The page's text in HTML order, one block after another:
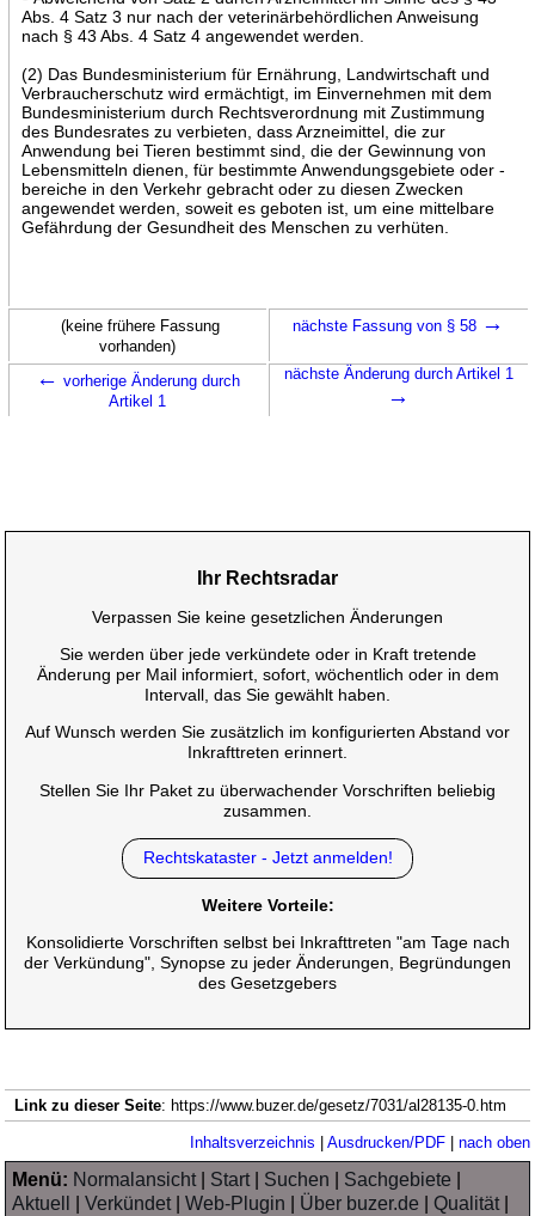
Abs. 4 Satz 3 nur nach der veterinärbehördlichen Anweisung
nach § 43 Abs. 4 Satz 4 angewendet werden.
(2) Das Bundesministerium für Ernährung, Landwirtschaft und
Verbraucherschutz wird ermächtigt, im Einvernehmen mit dem
Bundesministerium durch Rechtsverordnung mit Zustimmung
des Bundesrates zu verbieten, dass Arzneimittel, die zur
Anwendung bei Tieren bestimmt sind, die der Gewinnung von
Lebensmitteln dienen, für bestimmte Anwendungsgebiete oder -
bereiche in den Verkehr gebracht oder zu diesen Zwecken
angewendet werden, soweit es geboten ist, um eine mittelbare
Gefährdung der Gesundheit des Menschen zu verhüten.
(keine frühere Fassung
vorhanden)
nächste Fassung von § 58 →
← vorherige Änderung durch
Artikel 1
nächste Änderung durch Artikel 1
→
Ihr Rechtsradar
Verpassen Sie keine gesetzlichen Änderungen
Sie werden über jede verkündete oder in Kraft tretende
Änderung per Mail informiert, sofort, wöchentlich oder in dem
Intervall, das Sie gewählt haben.
Auf Wunsch werden Sie zusätzlich im konfigurierten Abstand vor
Inkrafttreten erinnert.
Stellen Sie Ihr Paket zu überwachender Vorschriften beliebig
zusammen.
Rechtskataster - Jetzt anmelden!
Weitere Vorteile:
Konsolidierte Vorschriften selbst bei Inkrafttreten "am Tage nach
der Verkündung", Synopse zu jeder Änderungen, Begründungen
des Gesetzgebers
Link zu dieser Seite: https://www.buzer.de/gesetz/7031/al28135-0.htm
Inhaltsverzeichnis Ausdrucken/PDF| nach oben
Menü: Normalansicht| Start| Suchen Sachgebiete
Aktuell
|Verkündet|Web-Plugin Über buzer.de |Qualität|